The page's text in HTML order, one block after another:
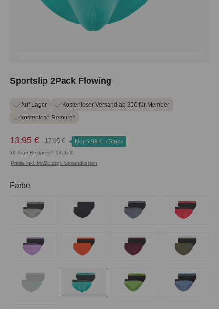
Sportslip 2Pack Flowing
Auf Lager
Kostenloser Versand ab 30€ für Member
kostenlose Retoure*
13,95 € 17,95 € Nur 6,98 € / Stück
30-Tage-Bestpreis*: 13,95 €
Preise inkl. MwSt. zzgl. Versandkosten
Farbe